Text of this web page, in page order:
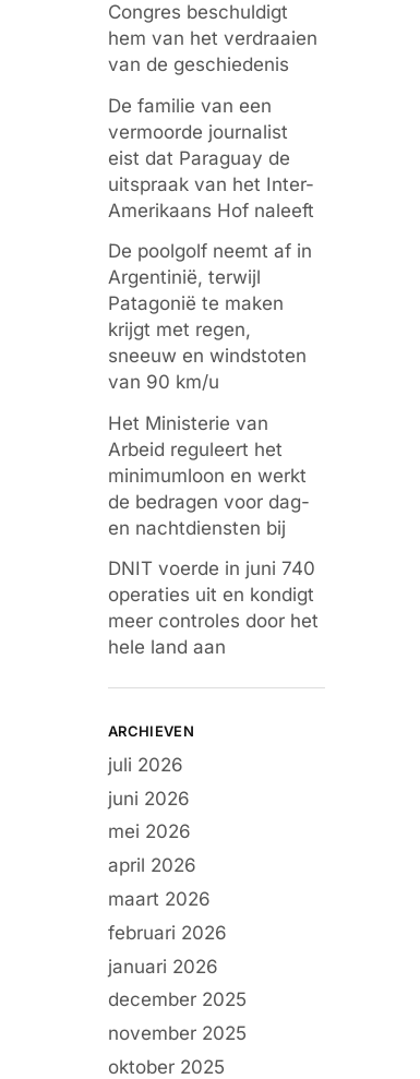
Congres beschuldigt
hem van het verdraaien
van de geschiedenis
De familie van een
vermoorde journalist
eist dat Paraguay de
uitspraak van het Inter-
Amerikaans Hof naleeft
De poolgolf neemt af in
Argentinië, terwijl
Patagonië te maken
krijgt met regen,
sneeuw en windstoten
van 90 km/u
Het Ministerie van
Arbeid reguleert het
minimumloon en werkt
de bedragen voor dag-
en nachtdiensten bij
DNIT voerde in juni 740
operaties uit en kondigt
meer controles door het
hele land aan
ARCHIEVEN
juli 2026
juni 2026
mei 2026
april 2026
maart 2026
februari 2026
januari 2026
december 2025
november 2025
oktober 2025